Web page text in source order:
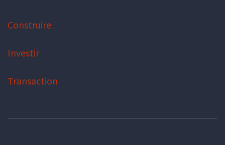
Construire
Investir
Transaction